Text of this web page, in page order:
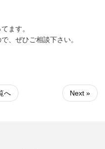
ます。
、ぜひご相談下さい。
へ Next »